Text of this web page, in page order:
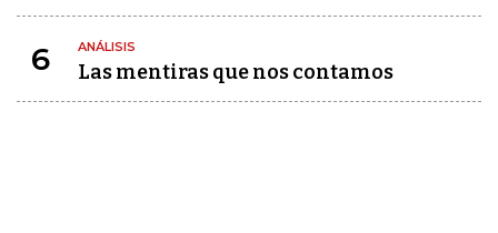
6 ANÁLISIS
Las mentiras que nos contamos